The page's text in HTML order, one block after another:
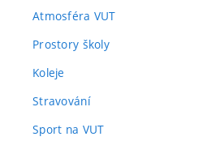
Atmosféra VUT
Prostory školy
Koleje
Stravování
Sport na VUT